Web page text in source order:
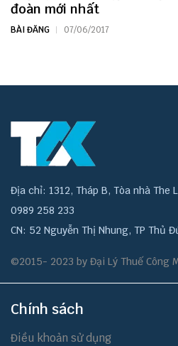
đoàn mới nhất
BÀI ĐĂNG 07/06/2017
Địa chỉ: 1312, Tháp B, Tòa nhà The
0989 258 233
CN: 52 Nguyễn Thị Nhung, TP Thủ
©2015- 2023 by Đại Lý Thuế Công
Chính sách
Điều khoản sử dụng